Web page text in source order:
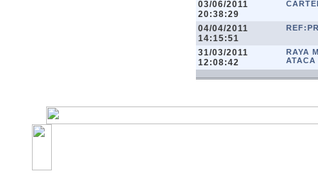
03/06/2011
20:38:29
04/04/2011
14:15:51
31/03/2011
12:08:42
RAYA
ATACA